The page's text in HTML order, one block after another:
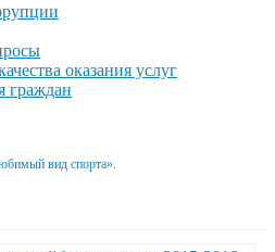
оказания услуг
граждан
вид спорта».